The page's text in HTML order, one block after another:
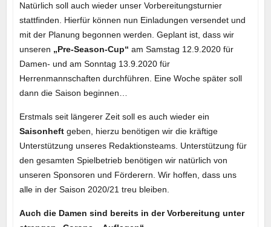
Natürlich soll auch wieder unser Vorbereitungsturnier
stattfinden. Hierfür können nun Einladungen versendet und
mit der Planung begonnen werden. Geplant ist, dass wir
unseren „Pre-Season-Cup“ am Samstag 12.9.2020 für
Damen- und am Sonntag 13.9.2020 für
Herrenmannschaften durchführen. Eine Woche später soll
dann die Saison beginnen…
Erstmals seit längerer Zeit soll es auch wieder ein
Saisonheftgeben, hierzu benötigen wir die kräftige
Unterstützung unseres Redaktionsteams. Unterstützung für
den gesamten Spielbetrieb benötigen wir natürlich von
unseren Sponsoren und Förderern. Wir hoffen, dass uns
alle in der Saison 2020/21 treu bleiben.
Auch die Damen sind bereits in der Vorbereitung unter